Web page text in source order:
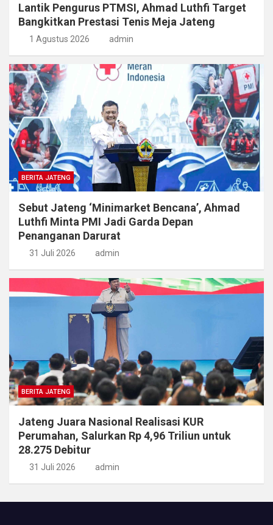
Lantik Pengurus PTMSI, Ahmad Luthfi Target
Bangkitkan Prestasi Tenis Meja Jateng
1 Agustus 2026 admin
BERITA JATENG
Sebut Jateng ‘Minimarket Bencana’, Ahmad
Luthfi Minta PMI Jadi Garda Depan
Penanganan Darurat
31 Juli 2026 admin
BERITA JATENG
Jateng Juara Nasional Realisasi KUR
Perumahan, Salurkan Rp 4,96 Triliun untuk
28.275 Debitur
31 Juli 2026 admin